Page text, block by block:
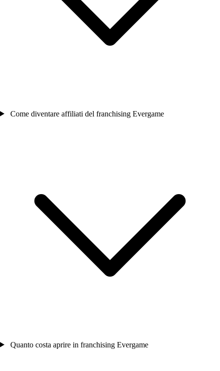
Come diventare affiliati del franchising Evergame
Quanto costa aprire in franchising Evergame